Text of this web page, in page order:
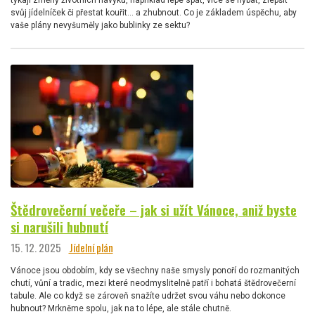
svůj jídelníček či přestat kouřit… a zhubnout. Co je základem úspěchu, aby
vaše plány nevyšuměly jako bublinky ze sektu?
Štědrovečerní večeře – jak si užít Vánoce, aniž byste
si narušili hubnutí
15. 12. 2025 Jídelní plán
Vánoce jsou obdobím, kdy se všechny naše smysly ponoří do rozmanitých
chutí, vůní a tradic, mezi které neodmyslitelně patří i bohatá štědrovečerní
tabule. Ale co když se zároveň snažíte udržet svou váhu nebo dokonce
hubnout? Mrkněme spolu, jak na to lépe, ale stále chutně.